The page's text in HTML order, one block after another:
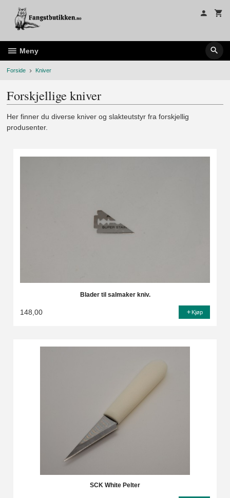
innholdet
Meny
Forside Kniver
Forskjellige kniver
Her finner du diverse kniver og slakteutstyr fra forskjellig
produsenter.
Blader til salmaker kniv.
148,00 Kjøp
SCK White Pelter